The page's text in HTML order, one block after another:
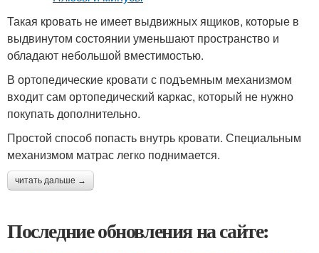
Такая кровать не имеет выдвижных ящиков, которые в
выдвинутом состоянии уменьшают пространство и
обладают небольшой вместимостью.
В ортопедические кровати с подъемным механизмом
входит сам ортопедический каркас, который не нужно
покупать дополнительно.
Простой способ попасть внутрь кровати. Специальным
механизмом матрас легко поднимается.
читать дальше →
Последние обновления на сайте: